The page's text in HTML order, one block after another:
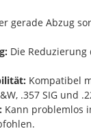
gerade Abzug
Die
Kompatibel
.357 SIG und
Kann problemlos